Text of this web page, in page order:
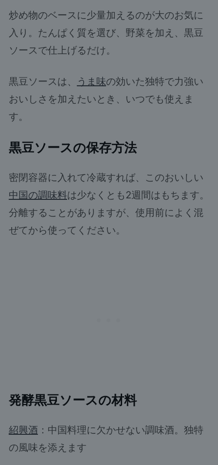
炒め物のベースに少量加えるのが大のお気に
入り。たんぱく質を選び、野菜を加え、黒豆
ソースで仕上げるだけ。
黒豆ソースは、 うま味の効いた独特で力強い
おいしさを加えたいとき、いつでも使えま
す。
黒豆ソースの保存方法
密閉容器に入れて冷蔵すれば、このおいしい
中国の調味料は少なくとも2週間はもちます。
分離することがありますが、使用前によく混
ぜてから使ってください。
発酵黒豆ソースの材料
紹興酒 ：中国料理に欠かせない調味酒。独特
の風味を添えます